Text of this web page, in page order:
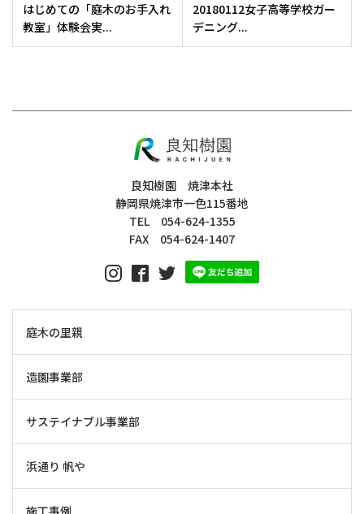
はじめての「庭木のお手入れ
教室」体験会実...
20180112女子高等学校ガー
デニング...
良知樹園 焼津本社
静岡県焼津市一色115番地
TEL 054-624-1355
FAX 054-624-1407
庭木の里親
造園事業部
サステイナブル事業部
浜通り 帆や